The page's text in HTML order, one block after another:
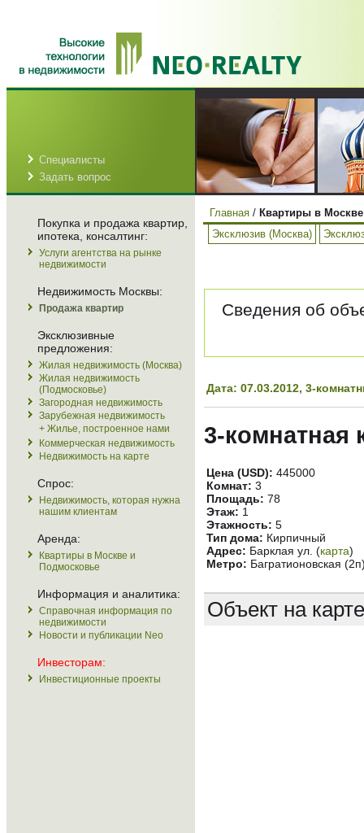
Специалисты
Задать вопрос
Покупка и продажа квартир,
ипотека, консалтинг:
Услуги агентства на рынке
недвижимости
Недвижимость Москвы:
Продажа квартир
Эксклюзивные
предложения:
Жилая недвижимость (Москва)
Жилая недвижимость
(Подмосковье)
Загородная недвижимость
Зарубежная недвижимость
+ Жилье, построенное нами
Коммерческая недвижимость
Недвижимость на карте
Спрос:
Недвижимость, которая нужна
нашим клиентам
Аренда:
Квартиры в Москве и
Подмосковье
Информация и аналитика:
Справочная информация по
недвижимости
Новости и публикации Neo
Инвесторам:
Инвестиционные проекты
Главная / Квартиры в
Эксклюзив (Москва)
Сведения об
Дата: 07.03.2012, 3-
3-комнатная
Цена (USD): 445000
Комнат: 3
Площадь: 78
Этаж: 1
Этажность: 5
Тип дома: Кирпичный
Адрес: Барклая ул. (карта)
Метро: Багратионовская
Объект на карте